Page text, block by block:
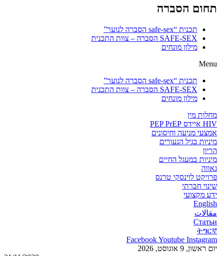
תחום הסברה
תכנית “safe-sex הסברה לנוער”
SAFE-SEX הסברה – צוות התכנית
מילון מונחים
Menu
תכנית “safe-sex הסברה לנוער”
SAFE-SEX הסברה – צוות התכנית
מילון מונחים
מחלות מין
HIV איידס PEP PrEP
אמצעי מניעה וחיסונים
מיניות בגיל הנעורים
הריון
מיניות במעגל החיים
גאווה
פרויקט לוינסקי טרנס
שינוי חברתי
ידע מקצועי
English
مقالات
Статьи
ትግርኛ
FacebookYoutube Instagram
יום ראשון, 9 אוגוסט, 2026